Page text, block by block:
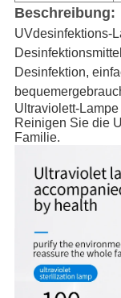
Beschreibung:
UVdesinfektions-
Desinfektion,
Ultraviolett-
Reinigen Sie die
Familie.